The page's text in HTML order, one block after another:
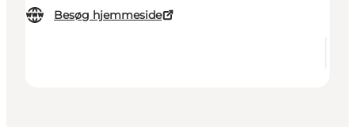
Besøg hjemmeside